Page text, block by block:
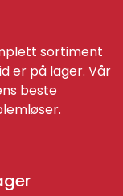
sortiment
er på lager. Vår
beste